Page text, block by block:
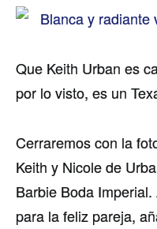
Que Keith Urban es
por lo visto, es un
Cerraremos con la
Keith y Nicole de
Barbie Boda
para la feliz pareja,